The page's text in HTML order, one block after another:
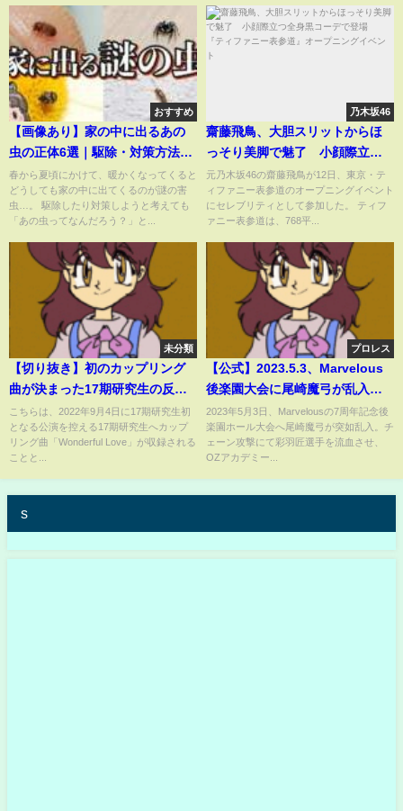
おすすめ
【画像あり】家の中に出るあの
虫の正体6選｜駆除・対策方法も
紹介
春から夏頃にかけて、暖かくなってくると
どうしても家の中に出てくるのが謎の害
虫…。 駆除したり対策しようと考えても
「あの虫ってなんだろう？」と...
乃木坂46
齋藤飛鳥、大胆スリットからほ
っそり美脚で魅了 小顔際立つ
全身黒コーデで登場 『ティフ
ァニー表参道』オープニングイ
ベント
元乃木坂46の齋藤飛鳥が12日、東京・テ
ィファニー表参道のオープニングイベント
にセレブリティとして参加した。 ティフ
ァニー表参道は、768平...
未分類
【切り抜き】初のカップリング
曲が決まった17期研究生の反応
【いー研】
こちらは、2022年9月4日に17期研究生初
となる公演を控える17期研究生へカップ
リング曲「Wonderful Love」が収録される
ことと...
プロレス
【公式】2023.5.3、Marvelous
後楽園大会に尾崎魔弓が乱入！
彩羽匠を流血に追い込み対戦要
求を叩きつける！
2023年5月3日、Marvelousの7周年記念後
楽園ホール大会へ尾崎魔弓が突如乱入。チ
ェーン攻撃にて彩羽匠選手を流血させ、
OZアカデミー...
s